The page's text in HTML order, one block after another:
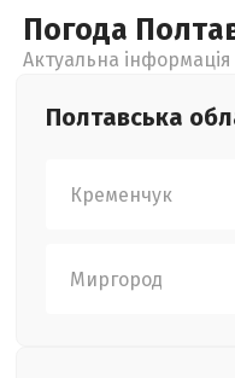
Погода
Актуальна
Полтавська
Кременчук
Миргород